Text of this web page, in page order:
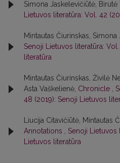
Simona Jaskelevičiūtė, Birutė
Lietuvos literatūra: Vol. 42
Mintautas Čiurinskas, Simona
Senoji Lietuvos literatūra:
literatūra
Mintautas Čiurinskas, Živilė
Asta Vaškelienė, Chronicle ,
48 (2019): Senoji Lietuvos
Liucija Citavičiūtė, Mintautas
Annotations , Senoji Lietuvos
Lietuvos literatūra